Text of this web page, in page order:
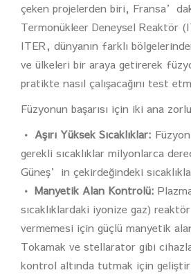
çeken projelerden biri,
Termonükleer Deneysel Reaktör
ITER, dünyanın farklı
ve ülkeleri bir araya getirerek
pratikte nasıl çalışacağını test
Füzyonun başarısı için iki ana
• Aşırı Yüksek Sıcaklıklar:
gerekli sıcaklıklar milyonlarca
Güneş’in çekirdeğindeki
• Manyetik Alan Kontrolü:
sıcaklıklardaki iyonize gaz)
vermemesi için güçlü manyetik
Tokamak ve stellarator gibi
kontrol altında tutmak için